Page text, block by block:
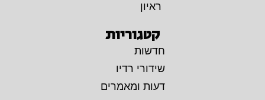
ראיון
קטגוריות
חדשות
שידורי רדיו
דעות ומאמרים